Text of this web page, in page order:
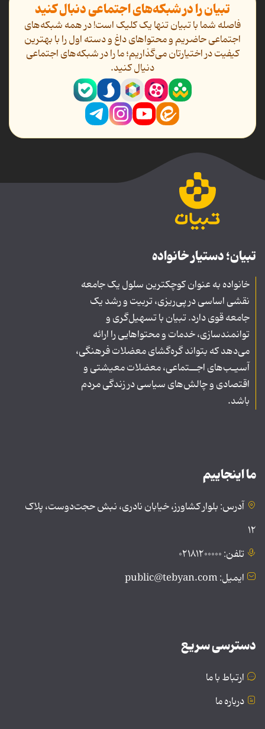
تبیان را در شبکه‌های اجتماعی دنبال کنید
فاصله شما با تبیان تنها یک کلیک است! در همه شبکه‌های
اجتماعی حاضریم و محتواهای داغ و دسته اول را با بهترین
کیفیت در اختیارتان می‌گذاریم؛ ما را در شبکه‌های اجتماعی
دنیال کنید.
تبیان؛ دستیار خانواده
خانواده به عنوان کوچکترین سلول یک جامعه
نقشی اساسی در پی‌ریزی، تربیت و رشد یک
جامعه قوی دارد. تبیان با تسهیل‌گری و
توانمندسازی، خدمات و محتواهایی را ارائه
می‌دهد که بتواند گره‌گشای معضلات فرهنگی،
آسیـب‌های اجــتماعی، معضلات معیشتی و
اقتصادی و چالش‌های سیاسی در زندگی مردم
باشد.
ما اینجاییم
آدرس: بلوار کشاورز، خیابان نادری، نبش حجت‌دوست، پلاک
۱۲
تلفن: ۰۲۱۸۱۲۰۰۰۰۰
ایمیل: public@tebyan.com
دسترسی سریع
ارتباط با ما
درباره ما